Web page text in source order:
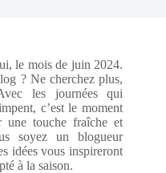
le mois de juin 2024.
? Ne cherchez plus,
les journées qui
c’est le moment
une touche fraîche et
soyez un blogueur
idées vous inspireront
à la saison.